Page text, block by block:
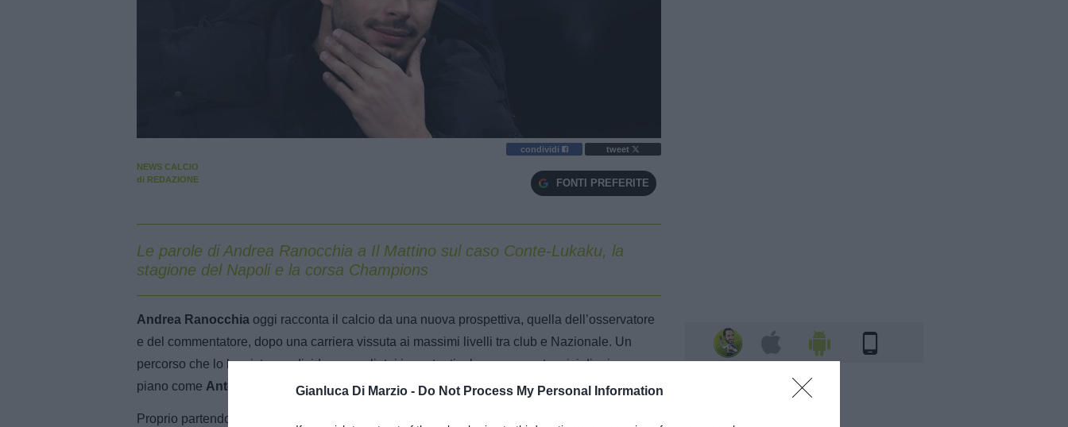
Gianluca Di Marzio - Do Not Process My Personal Information
condividi
tweet
NEWS CALCIO
di REDAZIONE FONTI PREFERITE
Le parole di Andrea Ranocchia a Il Mattino sul caso Conte-Lukaku, la
stagione del Napoli e la corsa Champions
Andrea Ranocchia oggi racconta il calcio da una nuova prospettiva, quella dell’osservatore
e del commentatore, dopo una carriera vissuta ai massimi livelli tra club e Nazionale. Un
percorso che lo ha visto condividere spogliatoi importanti e lavorare con tecnici di primo
piano come Antonio Conte.
Proprio partendo da quella esperienza diretta, Ranocchia analizza in un'intervista a